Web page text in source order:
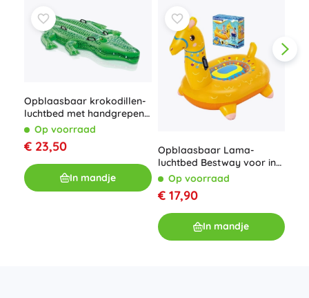
Opblaasbaar krokodillen-
luchtbed met handgrepen
203 × 114 cm Intex
Op voorraad
€ 23,50
In mandje
Opblaasbaar Lama-
luchtbed Bestway voor in
het zwembad
Op voorraad
€ 17,90
In mandje